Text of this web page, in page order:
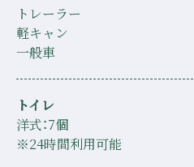
トレーラー
軽キャン
一般車
トイレ
洋式：7個
※24時間利用可能